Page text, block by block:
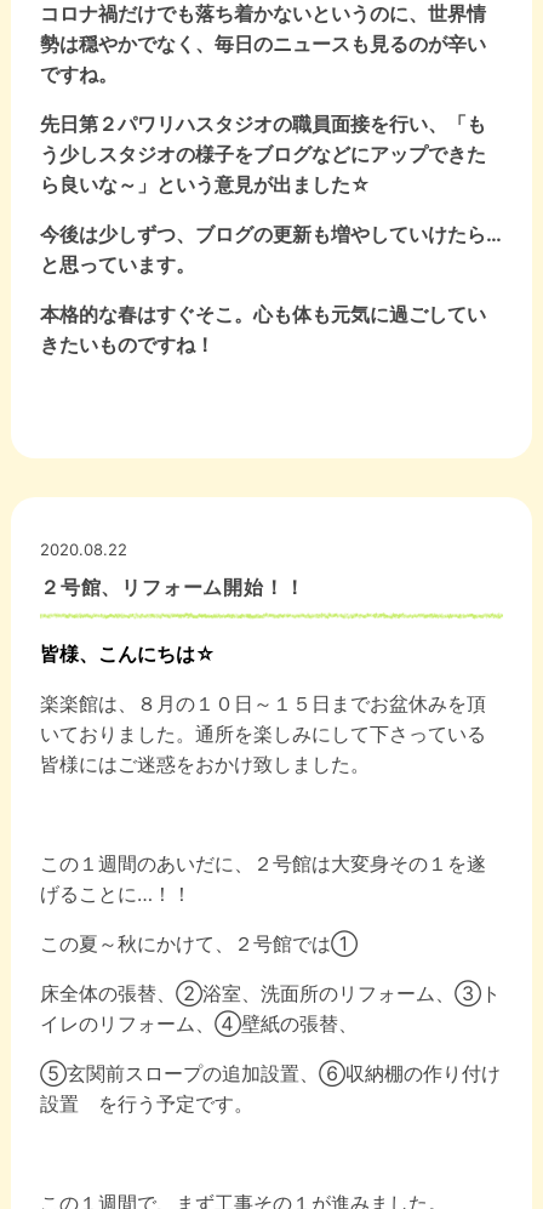
コロナ禍だけでも落ち着かないというのに、世界情
勢は穏やかでなく、毎日のニュースも見るのが辛い
ですね。
先日第２パワリハスタジオの職員面接を行い、「も
う少しスタジオの様子をブログなどにアップできた
ら良いな～」という意見が出ました☆
今後は少しずつ、ブログの更新も増やしていけたら…
と思っています。
本格的な春はすぐそこ。心も体も元気に過ごしてい
きたいものですね！
2020.08.22
２号館、リフォーム開始！！
皆様、こんにちは☆
楽楽館は、８月の１０日～１５日までお盆休みを頂
いておりました。通所を楽しみにして下さっている
皆様にはご迷惑をおかけ致しました。
この１週間のあいだに、２号館は大変身その１を遂
げることに…！！
この夏～秋にかけて、２号館では①
床全体の張替、②浴室、洗面所のリフォーム、③ト
イレのリフォーム、④壁紙の張替、
⑤玄関前スロープの追加設置、⑥収納棚の作り付け
設置 を行う予定です。
この１週間で、まず工事その１が進みました。